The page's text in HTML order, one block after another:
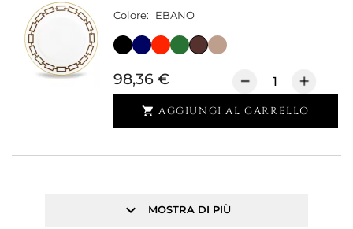
Colore: EBANO
98,36 €
 AGGIUNGI AL CARRELLO
keyboard_arrow_down MOSTRA DI PIÙ